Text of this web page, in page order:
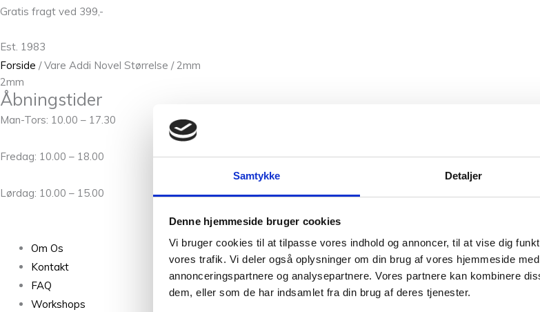
Samtykke Detaljer
Denne hjemmeside bruger cookies
Vi bruger cookies til at tilpasse vores indhold og annoncer, til at vise dig
vores trafik. Vi deler også oplysninger om din brug af vores hjemmeside
annonceringspartnere og analysepartnere. Vores partnere kan kombinere
dem, eller som de har indsamlet fra din brug af deres tjenester.
Gratis fragt ved 399,-
Est. 1983
Forside / Vare Addi Novel Størrelse / 2mm
2mm
Åbningstider
Man-Tors: 10.00 – 17.30
Fredag: 10.00 – 18.00
Lørdag: 10.00 – 15.00
Om Os
Kontakt
FAQ
Workshops